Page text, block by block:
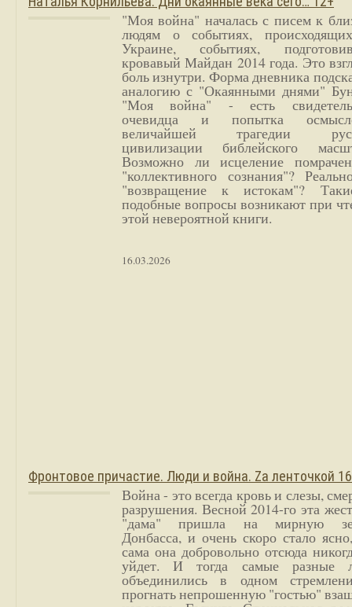
"Моя война" началась с писем к
людям о событиях,
Украине, событиях,
кровавый Майдан 2014 года. Это
боль изнутри. Форма дневника
аналогию с "Окаянными днями"
"Моя война" - есть
очевидца и попытка
величайшей трагедии
цивилизации библейского
Возможно ли исцеление
"коллективного сознания"?
"возвращение к истокам"?
подобные вопросы возникают при
этой невероятной книги.
16.03.2026
Фронтовое причастие. Люди и война. Zа ленточкой
Война - это всегда кровь и слезы,
разрушения. Весной 2014-го эта
"дама" пришла на мирную
Донбасса, и очень скоро стало
сама она добровольно отсюда
уйдет. И тогда самые разные
объединились в одном
прогнать непрошенную "гостью"